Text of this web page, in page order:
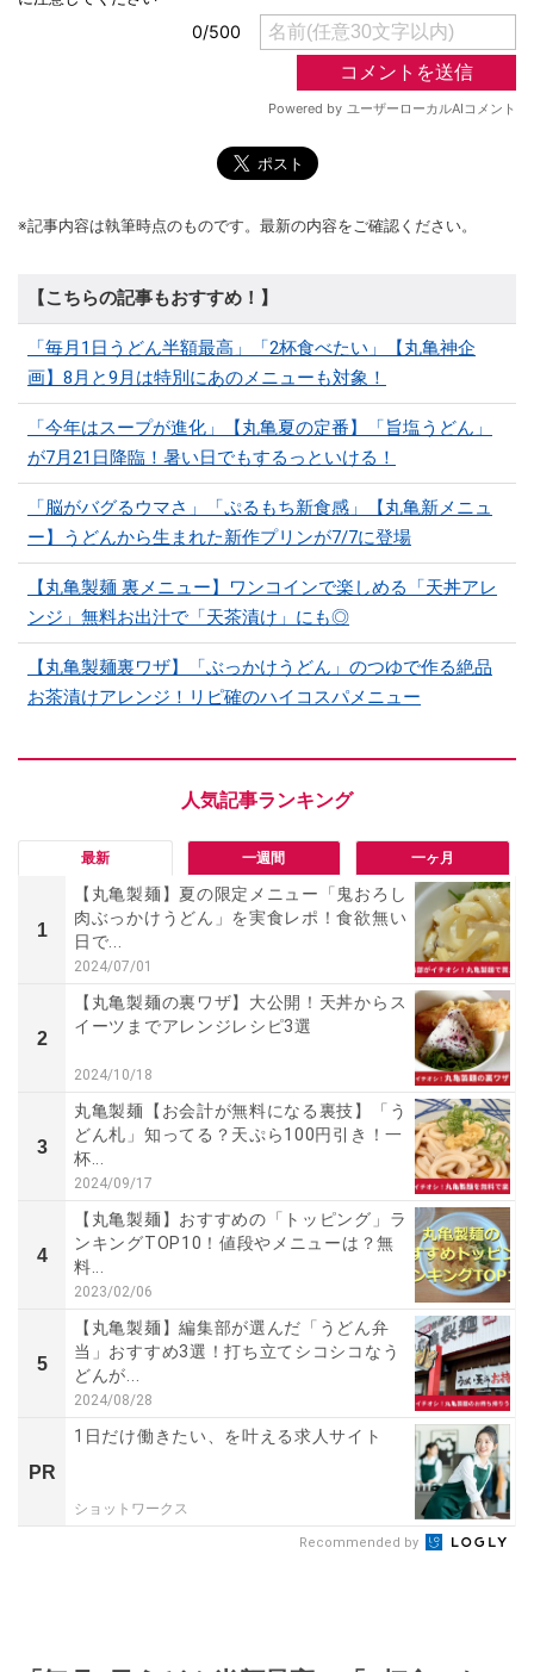
※記事内容は執筆時点のものです。最新の内容をご確認ください。
【こちらの記事もおすすめ！】
「毎月1日うどん半額最高」「2杯食べたい」【丸亀神企
画】8月と9月は特別にあのメニューも対象！
「今年はスープが進化」【丸亀夏の定番】「旨塩うどん」
が7月21日降臨！暑い日でもするっといける！
「脳がバグるウマさ」「ぷるもち新食感」【丸亀新メニュ
ー】うどんから生まれた新作プリンが7/7に登場
【丸亀製麺 裏メニュー】ワンコインで楽しめる「天丼アレ
ンジ」無料お出汁で「天茶漬け」にも◎
【丸亀製麺裏ワザ】「ぶっかけうどん」のつゆで作る絶品
お茶漬けアレンジ！リピ確のハイコスパメニュー
最新 一週間 一ヶ月
1
【丸亀製麺】夏の限定メニュー「鬼おろし
肉ぶっかけうどん」を実食レポ！食欲無い
日で...
2024/07/01
2
【丸亀製麺の裏ワザ】大公開！天丼からス
イーツまでアレンジレシピ3選
2024/10/18
3
丸亀製麺【お会計が無料になる裏技】「う
どん札」知ってる？天ぷら100円引き！一
杯...
2024/09/17
4
【丸亀製麺】おすすめの「トッピング」ラ
ンキングTOP10！値段やメニューは？無
料...
2023/02/06
5
【丸亀製麺】編集部が選んだ「うどん弁
当」おすすめ3選！打ち立てシコシコなう
どんが...
2024/08/28
PR
1日だけ働きたい、を叶える求人サイト
ショットワークス
Recommended by